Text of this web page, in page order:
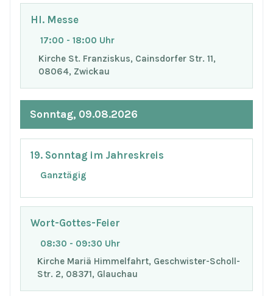
Hl. Messe
17:00 - 18:00 Uhr
Kirche St. Franziskus, Cainsdorfer Str. 11,
08064, Zwickau
Sonntag, 09.08.2026
19. Sonntag im Jahreskreis
Ganztägig
Wort-Gottes-Feier
08:30 - 09:30 Uhr
Kirche Mariä Himmelfahrt, Geschwister-Scholl-
Str. 2, 08371, Glauchau